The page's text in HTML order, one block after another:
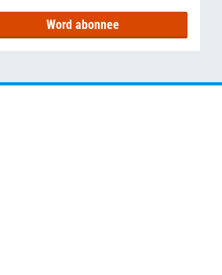
Word abonnee